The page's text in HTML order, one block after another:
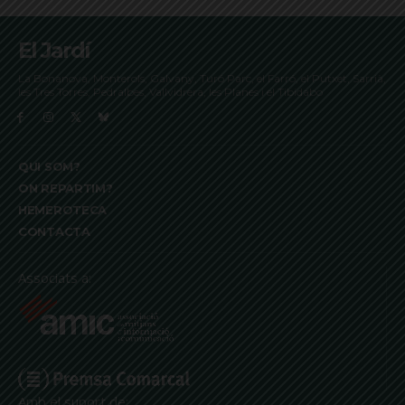
El Jardí
La Bonanova, Monterols, Galvany, Turó Parc, el Farró, el Putxet, Sarrià,
les Tres Torres, Pedralbes, Vallvidrera, les Planes i el Tibidabo
QUI SOM?
ON REPARTIM?
HEMEROTECA
CONTACTA
Associats a: